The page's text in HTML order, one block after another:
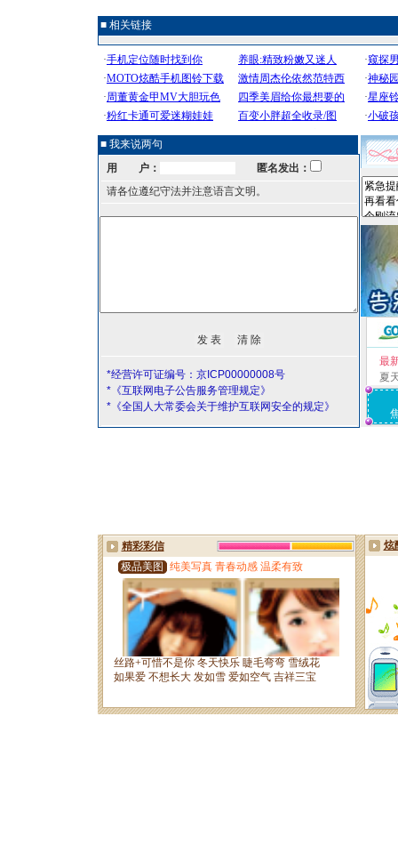
■ 相关链接
■ 我来说两句
用 户：
匿名发出：
请各位遵纪守法并注意语言文明。
*经营许可证编号：京ICP00000008号
*《互联网电子公告服务管理规定》
*《全国人大常委会关于维护互联网安全的规定》
最
夏